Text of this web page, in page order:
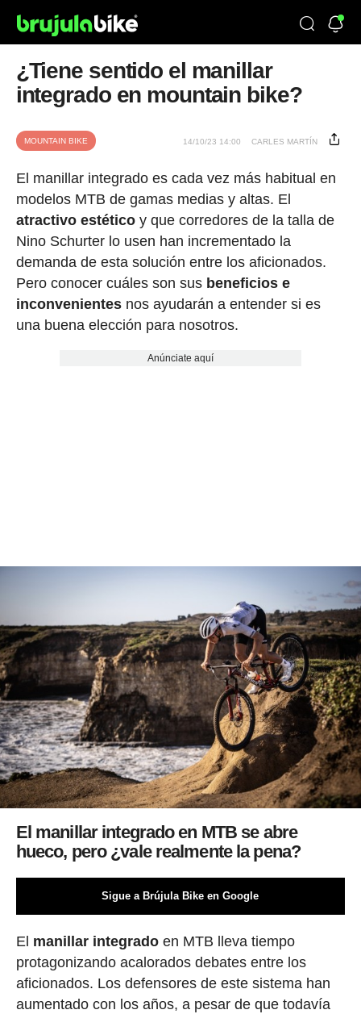
¿Tiene sentido el manillar
integrado en mountain bike?
MOUNTAIN BIKE 14/10/23 14:00 CARLES MARTÍN
El manillar integrado es cada vez más habitual en
modelos MTB de gamas medias y altas. El
atractivo estéticoy que corredores de la talla de
Nino Schurter lo usen han incrementado la
demanda de esta solución entre los aficionados.
Pero conocer cuáles son sus beneficios e
inconvenientesnos ayudarán a entender si es
una buena elección para nosotros.
Anúnciate aquí
El manillar integrado en MTB se abre
hueco, pero ¿vale realmente la pena?
Sigue a Brújula Bike en Google
El manillar integradoen MTB lleva tiempo
protagonizando acalorados debates entre los
aficionados. Los defensores de este sistema han
aumentado con los años, a pesar de que todavía